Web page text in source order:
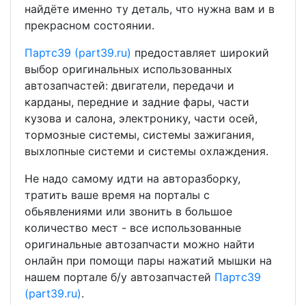
найдёте именно ту деталь, что нужна вам и в
прекрасном состоянии.
Партс39 (part39.ru) предоставляет широкий
выбор оригинальных использованных
автозапчастей: двигатели, передачи и
карданы, передние и задние фары, части
кузова и салона, электронику, части осей,
тормозные системы, системы зажигания,
выхлопные системи и системы охлаждения.
Не надо самому идти на авторазборку,
тратить ваше время на порталы с
обьявлениями или звонить в большое
количество мест - все использованные
оригинальные автозапчасти можно найти
онлайн при помощи пары нажатий мышки на
нашем портале б/у автозапчастей Партс39
(part39.ru).